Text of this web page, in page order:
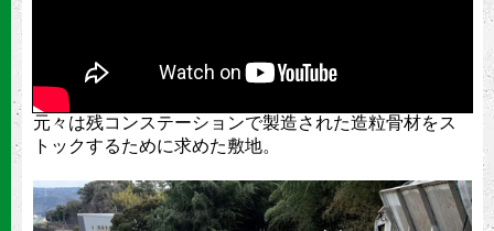
元々は残コンステーションで製造された造粒骨材をス
トックするために求めた敷地。